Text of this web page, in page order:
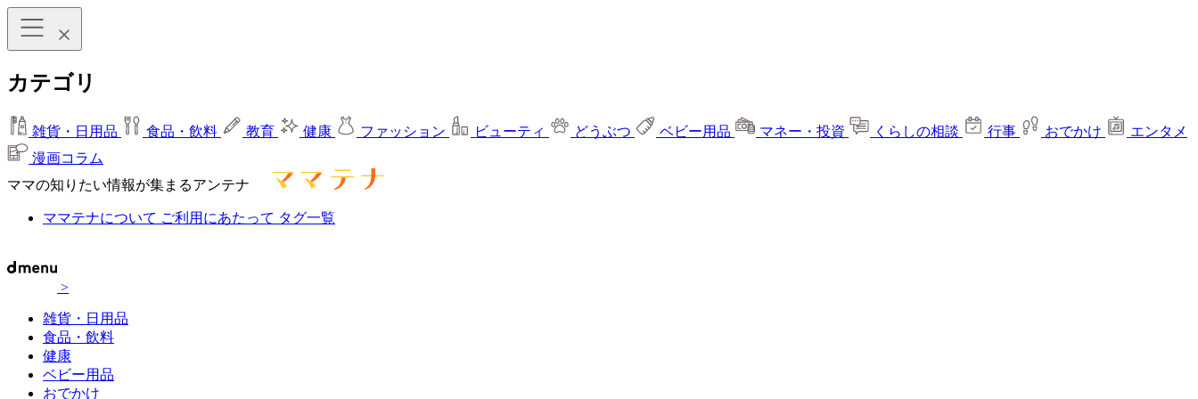
カテゴリ
雑貨・日用品 食品・飲料 教育 健康 ファッション ビューティ どうぶつ ベビー用品 マネー・投資 くらしの相談 行事 おでかけ
エンタメ
漫画コラム
ママの知りたい情報が集まるアンテナ
ママテナについて ご利用にあたって タグ一覧
>
雑貨・日用品
食品・飲料
健康
ベビー用品
おでかけ